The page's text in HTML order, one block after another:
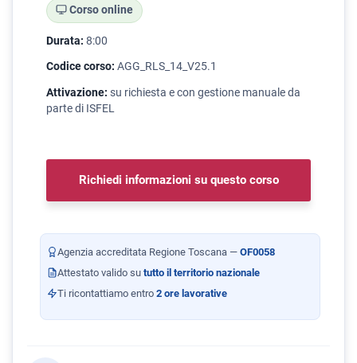
Corso online
Durata: 8:00
Codice corso: AGG_RLS_14_V25.1
Attivazione: su richiesta e con gestione manuale da
parte di ISFEL
Richiedi informazioni su questo corso
Agenzia accreditata Regione Toscana — OF0058
Attestato valido su tutto il territorio nazionale
Ti ricontattiamo entro 2 ore lavorative